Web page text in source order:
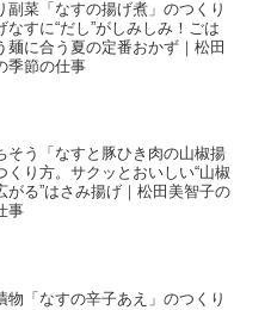
副菜「なすの揚げ煮」のつくり
なすに“だし”がしみしみ！ごは
麺に合う夏の定番おかず｜松田
季節の仕事
そう「なすと豚ひき肉の山椒揚
くり方。サクッとおいしい“山椒
がる”はさみ揚げ｜松田美智子の
事
物「なすの辛子あえ」のつくり